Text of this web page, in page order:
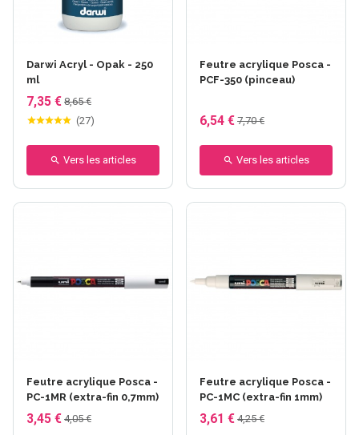
+9 autres
Darwi Acryl - Opak - 250
ml
7,35 € 8,65 €
(27)
Vers les articles
Feutre acrylique Posca -
PCF-350 (pinceau)
6,54 € 7,70 €
Vers les articles
Feutre acrylique Posca -
PC-1MR (extra-fin 0,7mm)
3,45 € 4,05 €
Feutre acrylique Posca -
PC-1MC (extra-fin 1mm)
3,61 € 4,25 €